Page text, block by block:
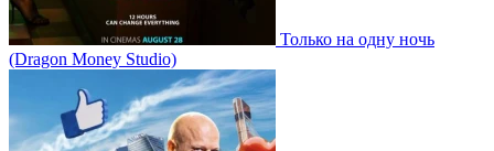
Только на одну ночь
(Dragon Money Studio)